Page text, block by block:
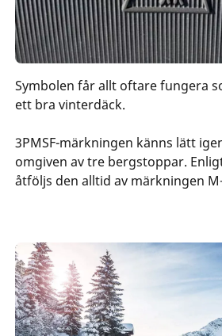
‎Symbolen får allt oftare fungera
ett bra vinterdäck.
3PMSF-märkningen känns lätt
omgiven av tre bergstoppar.
åtföljs den alltid av märkningen